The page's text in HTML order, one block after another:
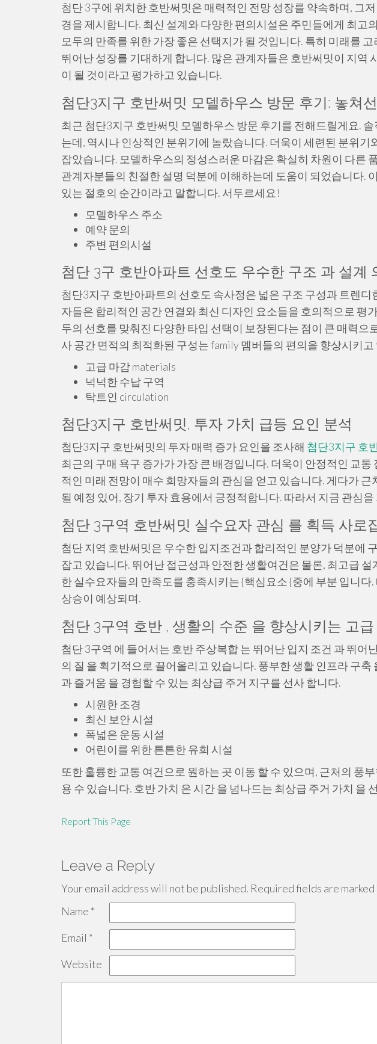
첨단 3구에 위치한 호반써밋은 매력적인 전망 성장를 약속하며, 그
경을 제시합니다. 최신 설계와 다양한 편의시설은 주민들에게 최고
모두의 만족를 위한 가장 좋은 선택지가 될 것입니다. 특히 미래를
뛰어난 성장를 기대하게 합니다. 많은 관계자들은 호반써밋이 지역
이 될 것이라고 평가하고 있습니다.
첨단3지구 호반써밋 모델하우스 방문 후기: 놓쳐
최근 첨단3지구 호반써밋 모델하우스 방문 후기를 전해드릴게요.
는데, 역시나 인상적인 분위기에 놀랐습니다. 더욱이 세련된 분위기
잡았습니다. 모델하우스의 정성스러운 마감은 확실히 차원이 다른
관계자분들의 친절한 설명 덕분에 이해하는데 도움이 되었습니다.
있는 절호의 순간이라고 말합니다. 서두르세요!
모델하우스 주소
예약 문의
주변 편의시설
첨단 3구 호반아파트 선호도 우수한 구조 과 설계
첨단3지구 호반아파트의 선호도 속사정은 넓은 구조 구성과 트렌디
자들은 합리적인 공간 연결와 최신 디자인 요소들을 호의적으로 평
두의 선호를 맞춰진 다양한 타입 선택이 보장된다는 점이 큰 매력으
사 공간 면적의 최적화된 구성는 family 멤버들의 편의을 향상시키고
고급 마감 materials
넉넉한 수납 구역
탁트인 circulation
첨단3지구 호반써밋, 투자 가치 급등 요인 분석
첨단3지구 호반써밋의 투자 매력 증가 요인을 조사해 첨단3지구 호
최근의 구매 욕구 증가가 가장 큰 배경입니다. 더욱이 안정적인 교통
적인 미래 전망이 매수 희망자들의 관심을 얻고 있습니다. 게다가 근
될 예정 있어, 장기 투자 효용에서 긍정적합니다. 따라서 지금 관심
첨단 3구역 호반써밋 실수요자 관심 를 획득 사로
첨단 지역 호반써밋은 우수한 입지조건과 합리적인 분양가 덕분에
잡고 있습니다. 뛰어난 접근성과 안전한 생활여건은 물론, 최고급
한 실수요자들의 만족도를 충족시키는 {핵심요소 {중에 부분 입니다
상승이 예상되며.
첨단 3구역 호반 , 생활의 수준 을 향상시키는 고
첨단 3구역 에 들어서는 호반 주상복합 는 뛰어난 입지 조건 과 뛰어
의 질 을 획기적으로 끌어올리고 있습니다. 풍부한 생활 인프라 구축
과 즐거움 을 경험할 수 있는 최상급 주거 지구를 선사 합니다.
시원한 조경
최신 보안 시설
폭넓은 운동 시설
어린이를 위한 튼튼한 유희 시설
또한 훌륭한 교통 여건으로 원하는 곳 이동 할 수 있으며, 근처의 풍
용 수 있습니다. 호반 가치 은 시간 을 넘나드는 최상급 주거 가치 을
Report This Page
Leave a Reply
Your email address will not be published. Required fields are marked
Name *
Email *
Website